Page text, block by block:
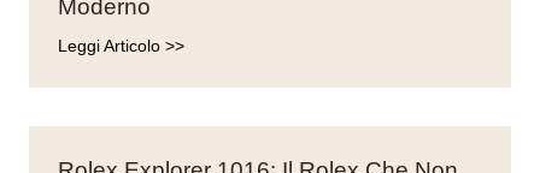
Moderno
Leggi Articolo >>